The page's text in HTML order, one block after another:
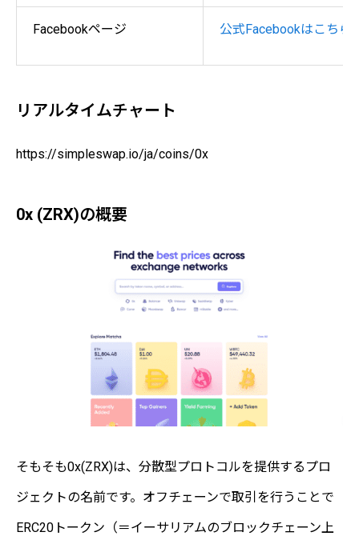
Facebookページ 公式Facebookはこちら
リアルタイムチャート
https://simpleswap.io/ja/coins/0x
0x (ZRX)の概要
そもそも0x(ZRX)は、分散型プロトコルを提供するプロ
ジェクトの名前です。オフチェーンで取引を行うことで
ERC20トークン（＝イーサリアムのブロックチェーン上